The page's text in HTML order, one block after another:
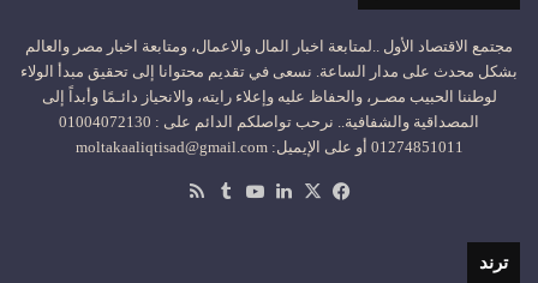
مجتمع الاقتصاد الأول ..لمتابعة اخبار المال والاعمال، ومتابعة اخبار مصر والعالم
بشكل محدث على مدار الساعة. نسعى في تقديم محتوانا إلى تحقيق مبدأ الولاء
لوطننا الحبيب مصـر، والحفاظ عليه وإعلاء رايته، والانحياز دائـمًا وأبداً إلى
المصداقية والشفافية.. نرحب تواصلكم الدائم على : 01004072130
01274851011 أو على الإيميل: moltakaaliqtisad@gmail.com
فيسبوك
‫X لينكدإن‫YouTube
ترند